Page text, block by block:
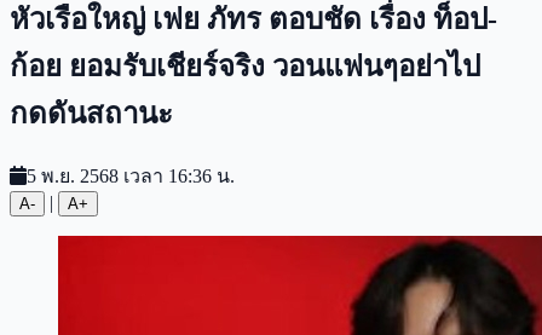
หัวเรือใหญ่ เฟย ภัทร ตอบชัด เรื่อง ท็อป-
ก้อย ยอมรับเชียร์จริง วอนแฟนๆอย่าไป
กดดันสถานะ
5 พ.ย. 2568 เวลา 16:36 น.
A- | A+